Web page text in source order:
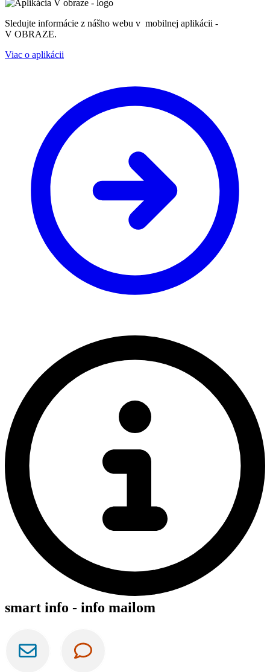
Sledujte informácie z nášho webu v mobilnej aplikácii -
V OBRAZE.
Viac o aplikácii
smart info - info mailom